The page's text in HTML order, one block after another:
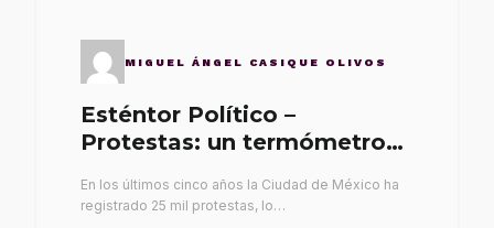
MIGUEL ÁNGEL CASIQUE OLIVOS
Esténtor Político –
Protestas: un termómetro
En los últimos cinco años la Ciudad de México ha
registrado 25 mil protestas, lo…